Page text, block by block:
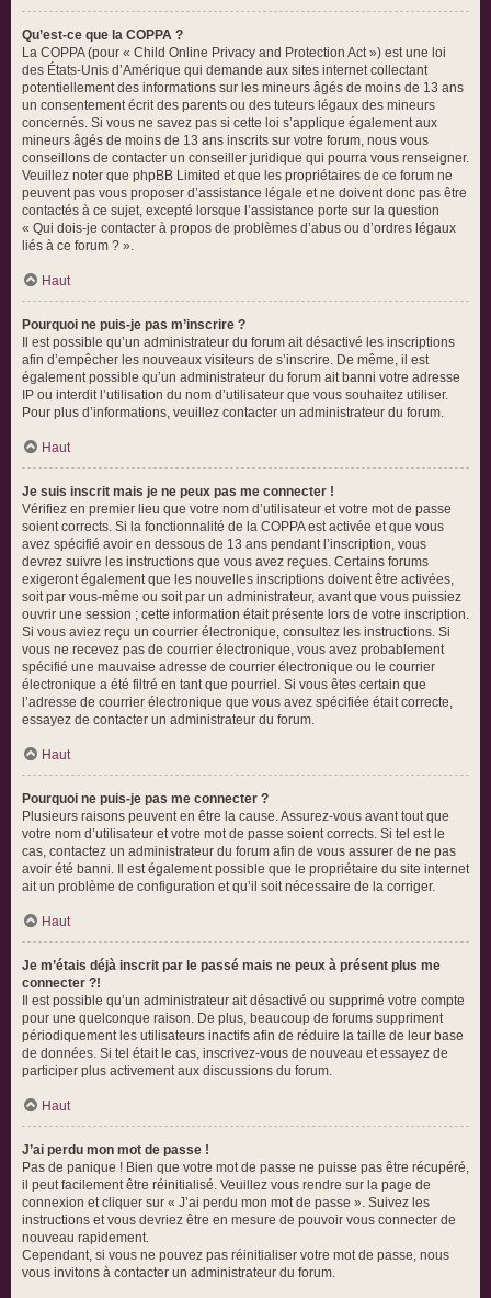
Qu’est-ce que la COPPA ?
La COPPA (pour « Child Online Privacy and Protection Act ») est une loi
des États-Unis d’Amérique qui demande aux sites internet collectant
potentiellement des informations sur les mineurs âgés de moins de 13 ans
un consentement écrit des parents ou des tuteurs légaux des mineurs
concernés. Si vous ne savez pas si cette loi s’applique également aux
mineurs âgés de moins de 13 ans inscrits sur votre forum, nous vous
conseillons de contacter un conseiller juridique qui pourra vous renseigner.
Veuillez noter que phpBB Limited et que les propriétaires de ce forum ne
peuvent pas vous proposer d’assistance légale et ne doivent donc pas être
contactés à ce sujet, excepté lorsque l’assistance porte sur la question
« Qui dois-je contacter à propos de problèmes d’abus ou d’ordres légaux
liés à ce forum ? ».
Haut
Pourquoi ne puis-je pas m’inscrire ?
Il est possible qu’un administrateur du forum ait désactivé les inscriptions
afin d’empêcher les nouveaux visiteurs de s’inscrire. De même, il est
également possible qu’un administrateur du forum ait banni votre adresse
IP ou interdit l’utilisation du nom d’utilisateur que vous souhaitez utiliser.
Pour plus d’informations, veuillez contacter un administrateur du forum.
Haut
Je suis inscrit mais je ne peux pas me connecter !
Vérifiez en premier lieu que votre nom d’utilisateur et votre mot de passe
soient corrects. Si la fonctionnalité de la COPPA est activée et que vous
avez spécifié avoir en dessous de 13 ans pendant l’inscription, vous
devrez suivre les instructions que vous avez reçues. Certains forums
exigeront également que les nouvelles inscriptions doivent être activées,
soit par vous-même ou soit par un administrateur, avant que vous puissiez
ouvrir une session ; cette information était présente lors de votre inscription.
Si vous aviez reçu un courrier électronique, consultez les instructions. Si
vous ne recevez pas de courrier électronique, vous avez probablement
spécifié une mauvaise adresse de courrier électronique ou le courrier
électronique a été filtré en tant que pourriel. Si vous êtes certain que
l’adresse de courrier électronique que vous avez spécifiée était correcte,
essayez de contacter un administrateur du forum.
Haut
Pourquoi ne puis-je pas me connecter ?
Plusieurs raisons peuvent en être la cause. Assurez-vous avant tout que
votre nom d’utilisateur et votre mot de passe soient corrects. Si tel est le
cas, contactez un administrateur du forum afin de vous assurer de ne pas
avoir été banni. Il est également possible que le propriétaire du site internet
ait un problème de configuration et qu’il soit nécessaire de la corriger.
Haut
Je m’étais déjà inscrit par le passé mais ne peux à présent plus me
connecter ?!
Il est possible qu’un administrateur ait désactivé ou supprimé votre compte
pour une quelconque raison. De plus, beaucoup de forums suppriment
périodiquement les utilisateurs inactifs afin de réduire la taille de leur base
de données. Si tel était le cas, inscrivez-vous de nouveau et essayez de
participer plus activement aux discussions du forum.
Haut
J’ai perdu mon mot de passe !
Pas de panique ! Bien que votre mot de passe ne puisse pas être récupéré,
il peut facilement être réinitialisé. Veuillez vous rendre sur la page de
connexion et cliquer sur « J’ai perdu mon mot de passe ». Suivez les
instructions et vous devriez être en mesure de pouvoir vous connecter de
nouveau rapidement.
Cependant, si vous ne pouvez pas réinitialiser votre mot de passe, nous
vous invitons à contacter un administrateur du forum.